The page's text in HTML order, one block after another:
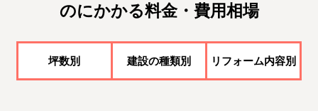
のにかかる料金・費用相場
坪数別 建設の種類別 リフォーム内容別